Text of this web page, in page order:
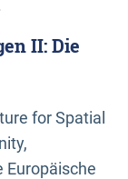
II: Die
for Spatial
Europäische